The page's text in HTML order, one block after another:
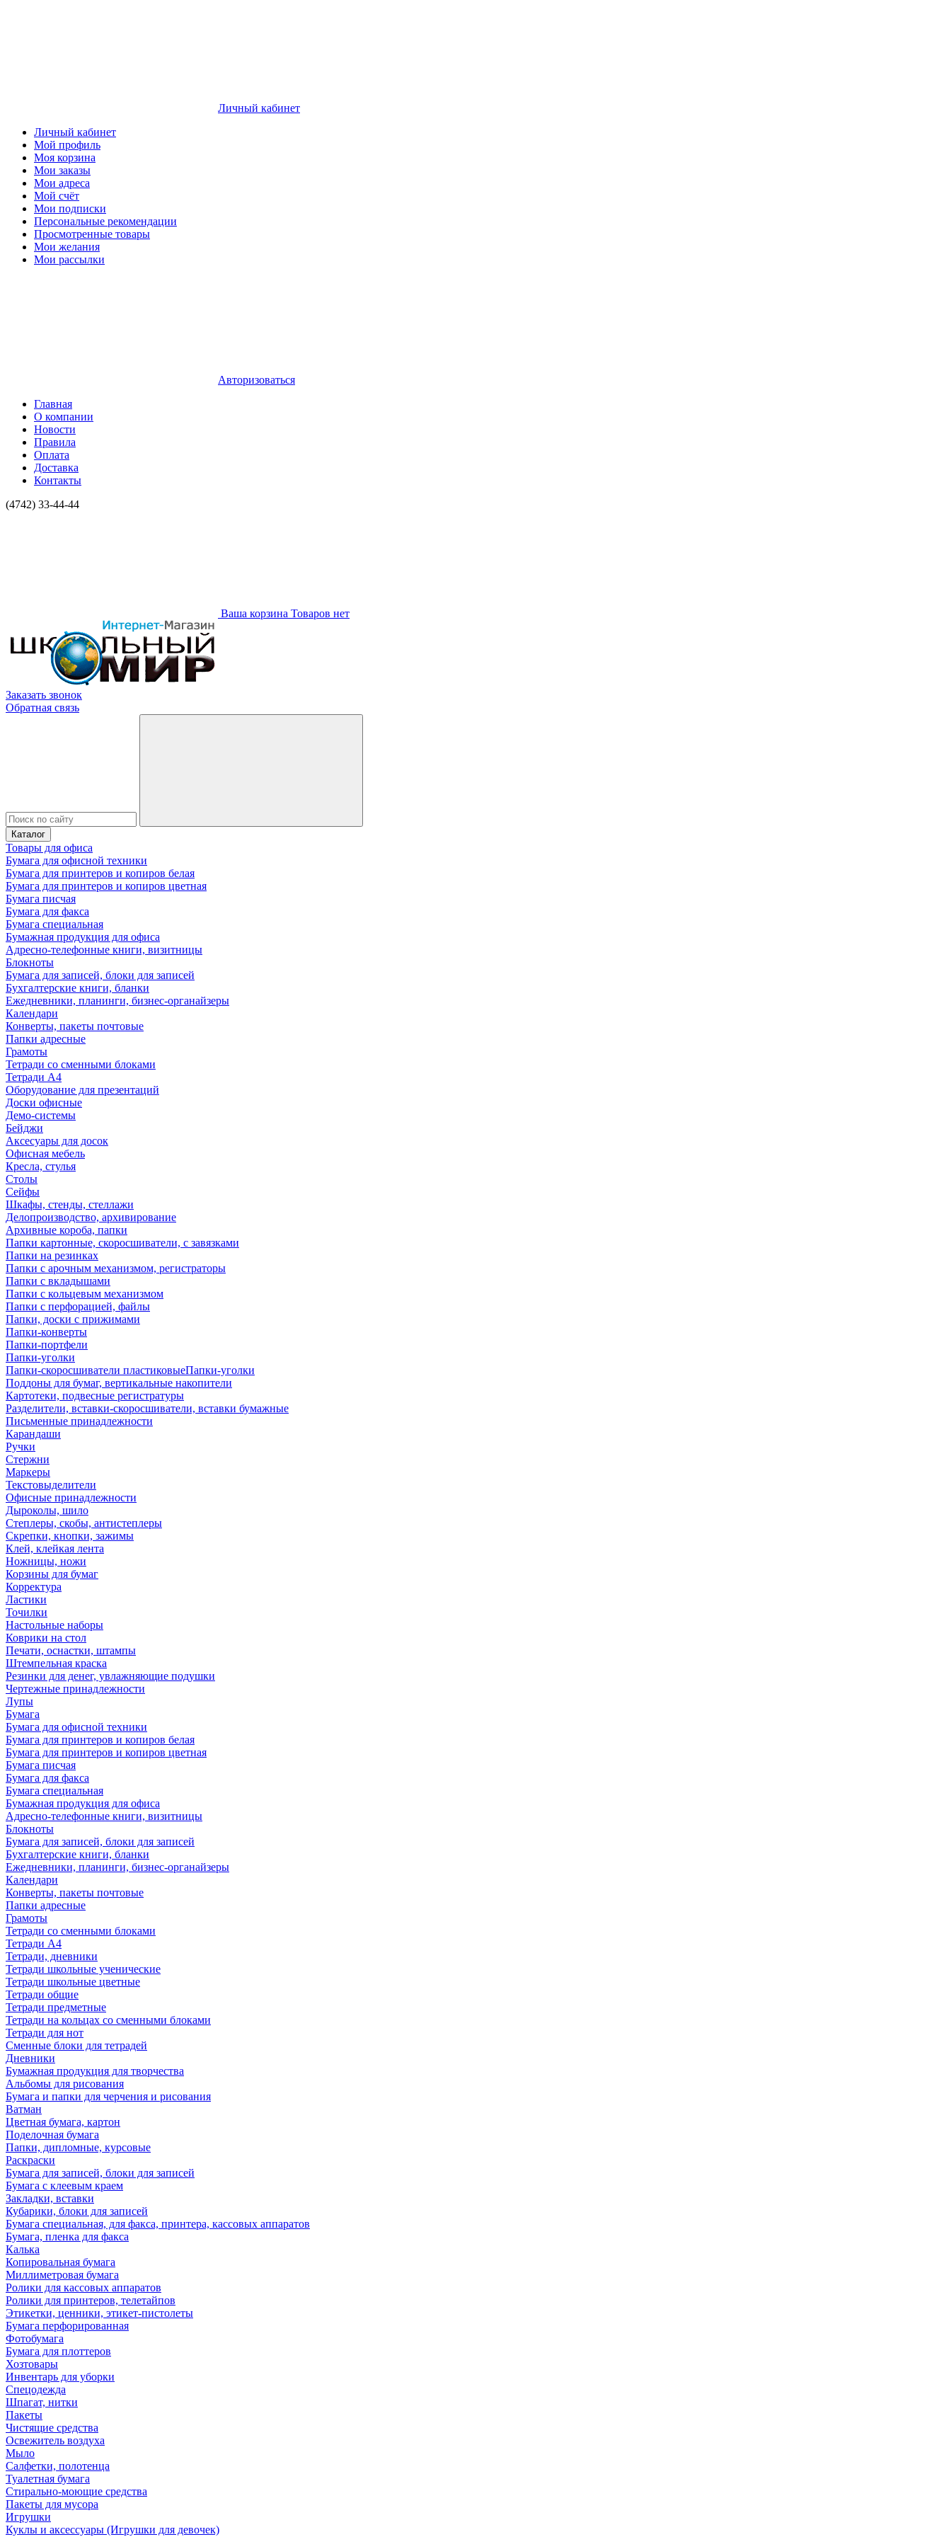
Личный кабинет
Личный кабинет
Мой профиль
Моя корзина
Мои заказы
Мои адреса
Мой счёт
Мои подписки
Персональные рекомендации
Просмотренные товары
Мои желания
Мои рассылки
Авторизоваться
Главная
О компании
Новости
Правила
Оплата
Доставка
Контакты
(4742) 33-44-44
Ваша корзина Товаров нет
Заказать звонок
Обратная связь
Каталог
Товары для офиса
Бумага для офисной техники
Бумага для принтеров и копиров белая
Бумага для принтеров и копиров цветная
Бумага писчая
Бумага для факса
Бумага специальная
Бумажная продукция для офиса
Адресно-телефонные книги, визитницы
Блокноты
Бумага для записей, блоки для записей
Бухгалтерские книги, бланки
Ежедневники, планинги, бизнес-органайзеры
Календари
Конверты, пакеты почтовые
Папки адресные
Грамоты
Тетради со сменными блоками
Тетради А4
Оборудование для презентаций
Доски офисные
Демо-системы
Бейджи
Аксесуары для досок
Офисная мебель
Кресла, стулья
Столы
Сейфы
Шкафы, стенды, стеллажи
Делопроизводство, архивирование
Архивные короба, папки
Папки картонные, скоросшиватели, с завязками
Папки на резинках
Папки с арочным механизмом, регистраторы
Папки с вкладышами
Папки с кольцевым механизмом
Папки с перфорацией, файлы
Папки, доски с прижимами
Папки-конверты
Папки-портфели
Папки-уголки
Папки-скоросшиватели пластиковыеПапки-уголки
Поддоны для бумаг, вертикальные накопители
Картотеки, подвесные регистратуры
Разделители, вставки-скоросшиватели, вставки бумажные
Письменные принадлежности
Карандаши
Ручки
Стержни
Маркеры
Текстовыделители
Офисные принадлежности
Дыроколы, шило
Степлеры, скобы, антистеплеры
Скрепки, кнопки, зажимы
Клей, клейкая лента
Ножницы, ножи
Корзины для бумаг
Корректура
Ластики
Точилки
Настольные наборы
Коврики на стол
Печати, оснастки, штампы
Штемпельная краска
Резинки для денег, увлажняющие подушки
Чертежные принадлежности
Лупы
Бумага
Бумага для офисной техники
Бумага для принтеров и копиров белая
Бумага для принтеров и копиров цветная
Бумага писчая
Бумага для факса
Бумага специальная
Бумажная продукция для офиса
Адресно-телефонные книги, визитницы
Блокноты
Бумага для записей, блоки для записей
Бухгалтерские книги, бланки
Ежедневники, планинги, бизнес-органайзеры
Календари
Конверты, пакеты почтовые
Папки адресные
Грамоты
Тетради со сменными блоками
Тетради А4
Тетради, дневники
Тетради школьные ученические
Тетради школьные цветные
Тетради общие
Тетради предметные
Тетради на кольцах со сменными блоками
Тетради для нот
Сменные блоки для тетрадей
Дневники
Бумажная продукция для творчества
Альбомы для рисования
Бумага и папки для черчения и рисования
Ватман
Цветная бумага, картон
Поделочная бумага
Папки, дипломные, курсовые
Раскраски
Бумага для записей, блоки для записей
Бумага с клеевым краем
Закладки, вставки
Кубарики, блоки для записей
Бумага специальная, для факса, принтера, кассовых аппаратов
Бумага, пленка для факса
Калька
Копировальная бумага
Миллиметровая бумага
Ролики для кассовых аппаратов
Ролики для принтеров, телетайпов
Этикетки, ценники, этикет-пистолеты
Бумага перфорированная
Фотобумага
Бумага для плоттеров
Хозтовары
Инвентарь для уборки
Спецодежда
Шпагат, нитки
Пакеты
Чистящие средства
Освежитель воздуха
Мыло
Салфетки, полотенца
Туалетная бумага
Стирально-моющие средства
Пакеты для мусора
Игрушки
Куклы и аксессуары (Игрушки для девочек)